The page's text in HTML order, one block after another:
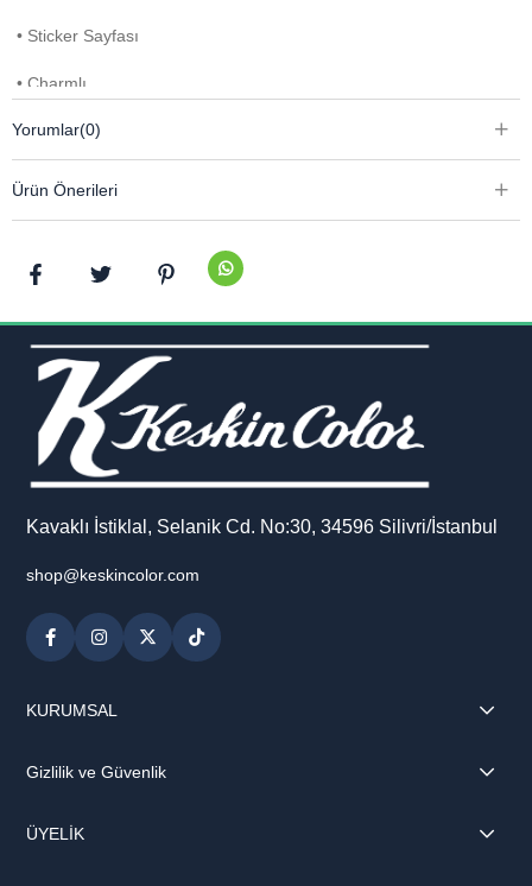
• Sticker Sayfası
• Charmlı
Yorumlar(0)
Ürün Önerileri
Kavaklı İstiklal, Selanik Cd. No:30, 34596 Silivri/İstanbul
shop@keskincolor.com
KURUMSAL
Gizlilik ve Güvenlik
ÜYELİK